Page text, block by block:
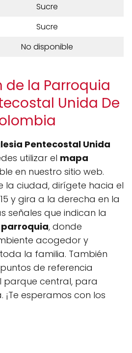
Sucre
Sucre
No disponible
de la Parroquia
Unida De
Pentecostal Unida
utilizar el mapa
en nuestro sitio web.
la ciudad, dirígete hacia el
y gira a la derecha en la
señales que indican la
parroquia, donde
acogedor y
la familia. También
de referencia
parque central, para
esperamos con los